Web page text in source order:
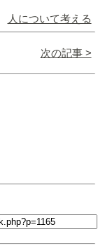
人について考える
次の記事 >